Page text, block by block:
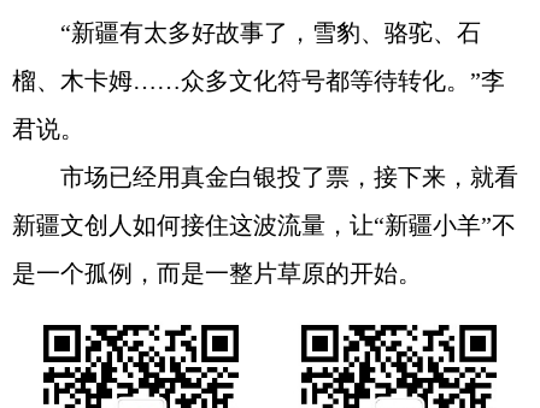
“新疆有太多好故事了，雪豹、骆驼、石
榴、木卡姆……众多文化符号都等待转化。”李
君说。
市场已经用真金白银投了票，接下来，就看
新疆文创人如何接住这波流量，让“新疆小羊”不
是一个孤例，而是一整片草原的开始。